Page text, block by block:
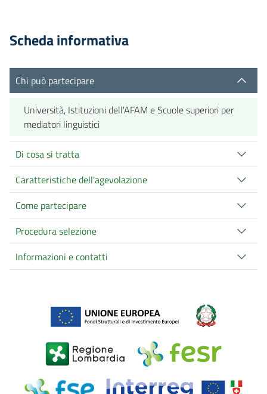
Scheda informativa
Chi può partecipare
Università, Istituzioni dell'AFAM e Scuole superiori per
mediatori linguistici
Di cosa si tratta
Caratteristiche dell'agevolazione
Come partecipare
Procedura selezione
Informazioni e contatti